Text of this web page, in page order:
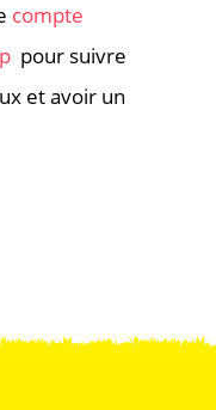
compte
pour suivre
et avoir un